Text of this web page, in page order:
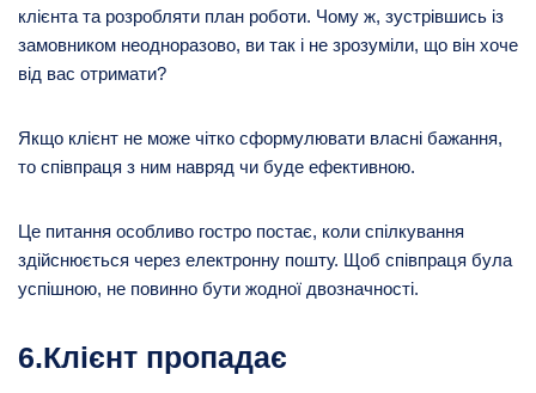
клієнта та розробляти план роботи. Чому ж, зустрівшись із
замовником неодноразово, ви так і не зрозуміли, що він хоче
від вас отримати?
Якщо клієнт не може чітко сформулювати власні бажання,
то співпраця з ним навряд чи буде ефективною.
Це питання особливо гостро постає, коли спілкування
здійснюється через електронну пошту. Щоб співпраця була
успішною, не повинно бути жодної двозначності.
6.Клієнт пропадає